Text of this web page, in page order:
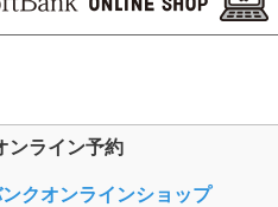
ンライン予約
クオンラインショップ